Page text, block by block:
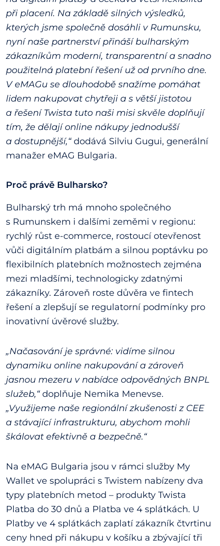
při placení. Na základě silných výsledků,
kterých jsme společně dosáhli v Rumunsku,
nyní naše partnerství přináší bulharským
zákazníkům moderní, transparentní a snadno
použitelná platební řešení už od prvního dne.
V eMAGu se dlouhodobě snažíme pomáhat
lidem nakupovat chytřeji a s větší jistotou
a řešení Twista tuto naši misi skvěle doplňují
tím, že dělají online nákupy jednodušší
a dostupnější,“dodává Silviu Gugui, generální
manažer eMAG Bulgaria.
Proč právě Bulharsko?
Bulharský trh má mnoho společného
s Rumunskem i dalšími zeměmi v regionu:
rychlý růst e-commerce, rostoucí otevřenost
vůči digitálním platbám a silnou poptávku po
flexibilních platebních možnostech zejména
mezi mladšími, technologicky zdatnými
zákazníky. Zároveň roste důvěra ve fintech
řešení a zlepšují se regulatorní podmínky pro
inovativní úvěrové služby.
„Načasování je správné: vidíme silnou
dynamiku online nakupování a zároveň
jasnou mezeru v nabídce odpovědných BNPL
služeb,“doplňuje Nemika Menevse.
„Využijeme naše regionální zkušenosti z CEE
a stávající infrastrukturu, abychom mohli
škálovat efektivně a bezpečně.“
Na eMAG Bulgaria jsou v rámci služby My
Wallet ve spolupráci s Twistem nabízeny dva
typy platebních metod – produkty Twista
Platba do 30 dnů a Platba ve 4 splátkách. U
Platby ve 4 splátkách zaplatí zákazník čtvrtinu
ceny hned při nákupu v košíku a zbývající tři